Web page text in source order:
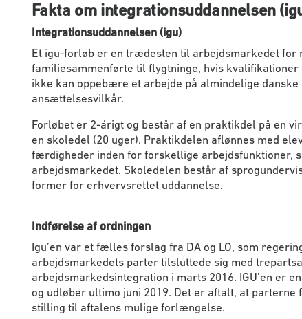
Fakta om integrationsuddannelsen
Integrationsuddannelsen (igu)
Et igu-forløb er en trædesten til arbejdsmarkedet for
familiesammenførte til flygtninge, hvis kvalifikationer
ikke kan oppebære et arbejde på almindelige danske
ansættelsesvilkår.
Forløbet er 2-årigt og består af en praktikdel på en
en skoledel (20 uger). Praktikdelen aflønnes med
færdigheder inden for forskellige arbejdsfunktioner,
arbejdsmarkedet. Skoledelen består af
former for erhvervsrettet uddannelse.
Indførelse af ordningen
Igu’en var et fælles forslag fra DA og LO, som
arbejdsmarkedets parter tilsluttede sig med
arbejdsmarkedsintegration i marts 2016. IGU’en er
og udløber ultimo juni 2019. Det er aftalt, at parterne
stilling til aftalens mulige forlængelse.